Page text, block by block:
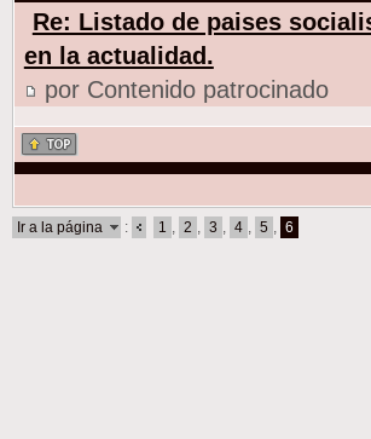
Re: Listado de paises
en la actualidad.
por Contenido patrocinado
Ir a la página : 1 2 3 4 5 6